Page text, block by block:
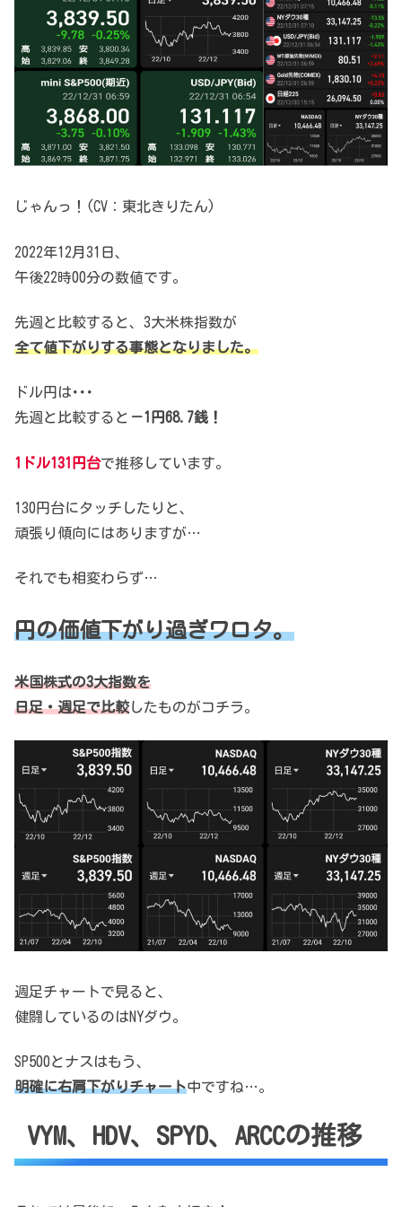
じゃんっ！(CV：東北きりたん)
2022年12月31日、
午後22時00分の数値です。
先週と比較すると、3大米株指数が
全て値下がりする事態となりました。
ドル円は･･･
先週と比較すると －1円68.7銭！
1ドル131円台で推移しています。
130円台にタッチしたりと、
頑張り傾向にはありますが…
それでも相変わらず…
円の価値下がり過ぎワロタ。
米国株式の3大指数を
日足・週足で比較したものがコチラ。
週足チャートで見ると、
健闘しているのはNYダウ。
SP500とナスはもう、
明確に右肩下がりチャート中ですね…。
VYM、HDV、SPYD、ARCCの推移